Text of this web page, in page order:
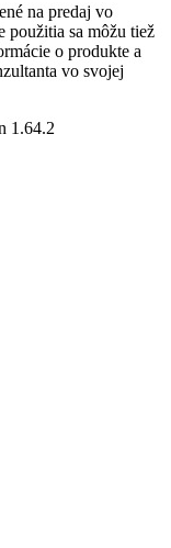
na predaj vo
použitia sa môžu tiež
o produkte a
vo svojej
1.64.2